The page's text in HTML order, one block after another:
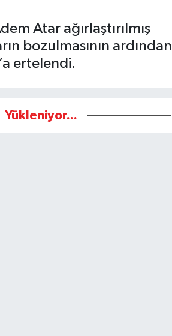
Atar ağırlaştırılmış
bozulmasının ardından
ertelendi.
Yükleniyor...